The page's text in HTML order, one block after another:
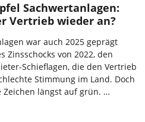
Sachwertanlagen:
Vertrieb wieder an?
war auch 2025 geprägt
Zinsschocks von 2022, den
Schieflagen, die den Vertrieb
Stimmung im Land. Doch
Zeichen längst auf grün. …